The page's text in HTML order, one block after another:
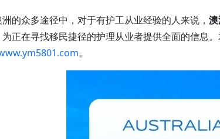
的众多途径中，对于有护工从业经验的人来说，
正在寻找移民捷径的护理从业者提供全面的信息
。